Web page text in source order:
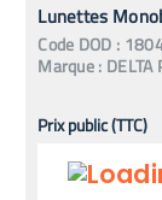
Lunettes
Code DOD :
Marque : DELTA
Prix public (TTC)